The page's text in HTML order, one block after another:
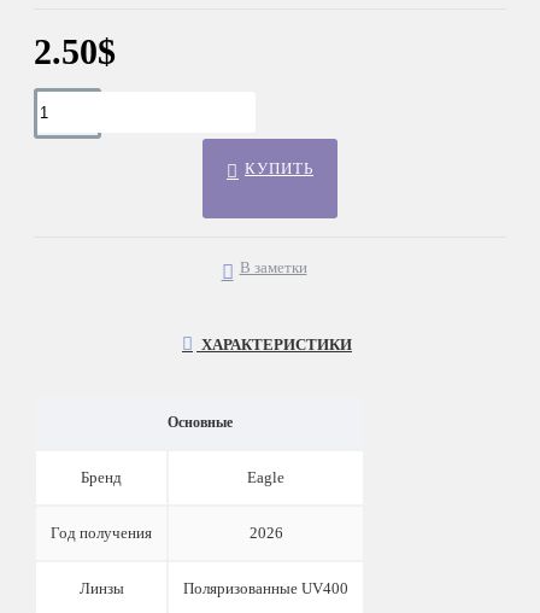
2.50$
КУПИТЬ
В заметки
ХАРАКТЕРИСТИКИ
Основные
Бренд Eagle
Год получения 2026
Линзы Поляризованные UV400